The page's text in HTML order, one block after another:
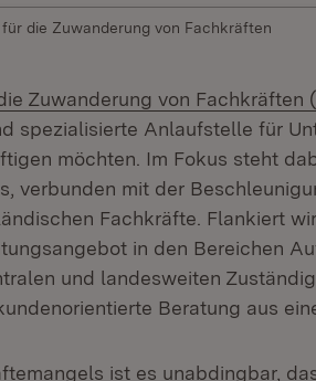
die Zuwanderung von Fachkräften
Zuwanderung von Fachkräften
spezialisierte Anlaufstelle für
möchten. Im Fokus steht
verbunden mit der
Fachkräfte. Flankiert
in den Bereichen
und landesweiten
Beratung aus
ist es unabdingbar,